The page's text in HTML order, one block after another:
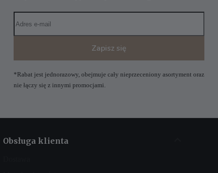
Zapisz się
*Rabat jest jednorazowy, obejmuje cały nieprzeceniony asortyment oraz
nie łączy się z innymi promocjami.
Obsługa klienta